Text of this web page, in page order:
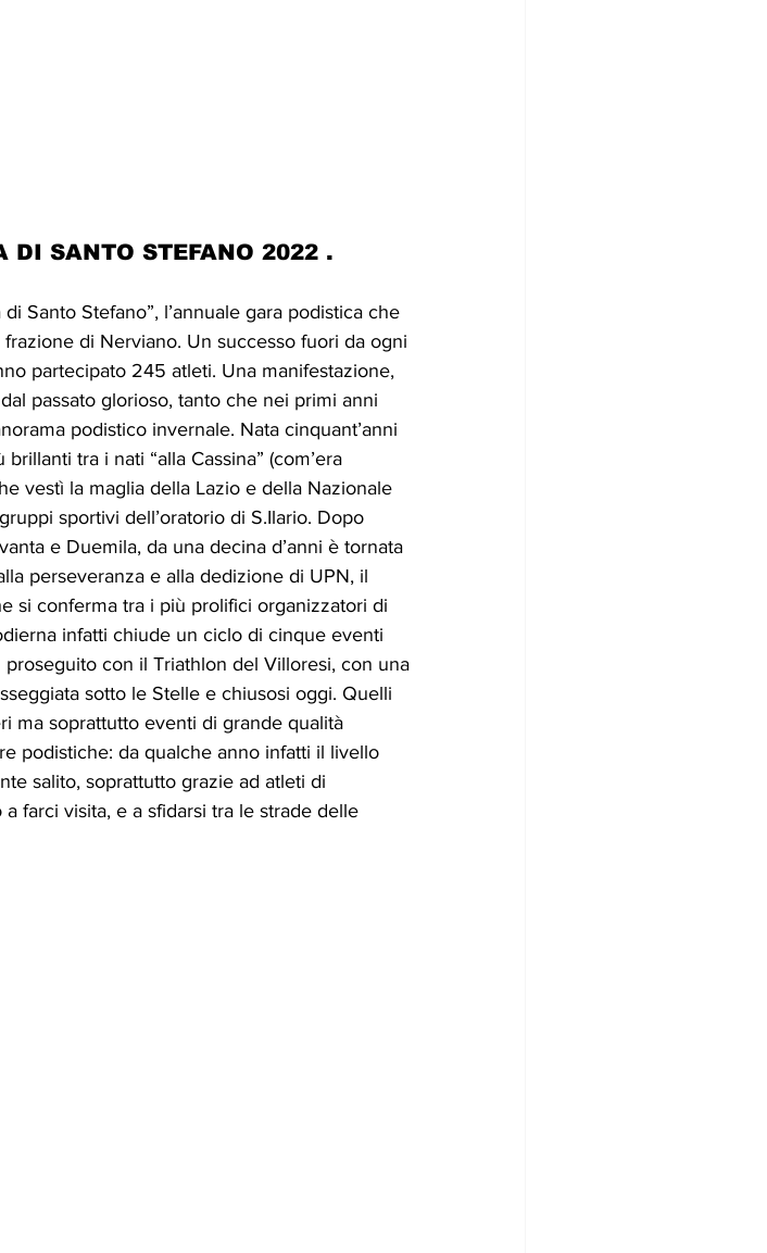
DI SANTO STEFANO 2022 .
Santo Stefano”, l’annuale gara podistica che
di Nerviano. Un successo fuori da ogni
partecipato 245 atleti. Una manifestazione,
passato glorioso, tanto che nei primi anni
podistico invernale. Nata cinquant’anni
tra i nati “alla Cassina” (com’era
vestì la maglia della Lazio e della Nazionale
sportivi dell’oratorio di S.Ilario. Dopo
e Duemila, da una decina d’anni è tornata
perseveranza e alla dedizione di UPN, il
si conferma tra i più prolifici organizzatori di
infatti chiude un ciclo di cinque eventi
con il Triathlon del Villoresi, con una
sotto le Stelle e chiusosi oggi. Quelli
ma soprattutto eventi di grande qualità
podistiche: da qualche anno infatti il livello
salito, soprattutto grazie ad atleti di
farci visita, e a sfidarsi tra le strade delle